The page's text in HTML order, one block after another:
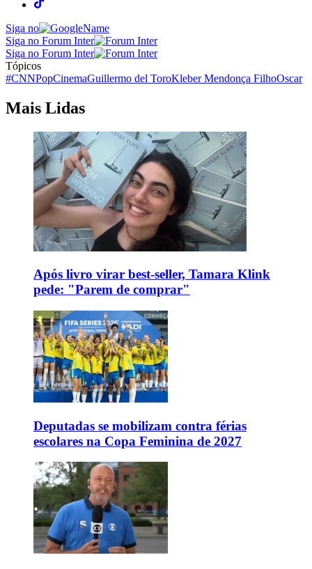
Siga no
Siga no Forum Inter
Siga no Forum Inter
Tópicos
#CNNPopCinemaGuillermo del ToroKleber Mendonça FilhoOscar
Mais Lidas
Após livro virar best-seller, Tamara Klink
pede: "Parem de comprar"
Deputadas se mobilizam contra férias
escolares na Copa Feminina de 2027